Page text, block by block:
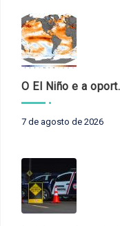
O El Niño e a oportunidade de fortalecer o controle externo das políticas climáticas
7 de agosto de 2026